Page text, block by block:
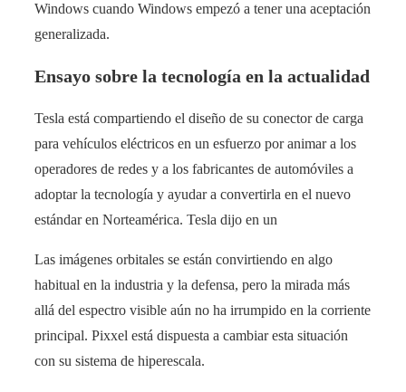
Windows cuando Windows empezó a tener una aceptación
generalizada.
Ensayo sobre la tecnología en la actualidad
Tesla está compartiendo el diseño de su conector de carga
para vehículos eléctricos en un esfuerzo por animar a los
operadores de redes y a los fabricantes de automóviles a
adoptar la tecnología y ayudar a convertirla en el nuevo
estándar en Norteamérica. Tesla dijo en un
Las imágenes orbitales se están convirtiendo en algo
habitual en la industria y la defensa, pero la mirada más
allá del espectro visible aún no ha irrumpido en la corriente
principal. Pixxel está dispuesta a cambiar esta situación
con su sistema de hiperescala.